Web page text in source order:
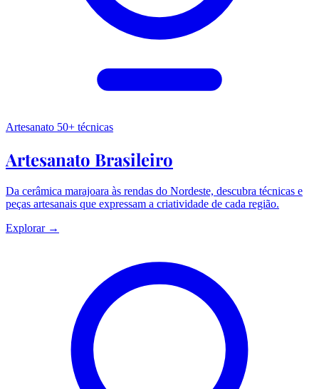
Artesanato 50+ técnicas
Artesanato Brasileiro
Da cerâmica marajoara às rendas do Nordeste, descubra técnicas e
peças artesanais que expressam a criatividade de cada região.
Explorar →